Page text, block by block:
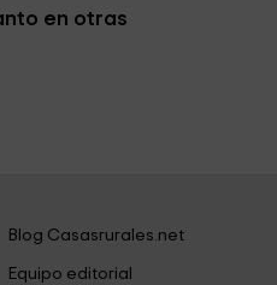
en otras
Blog Casasrurales.net
Equipo editorial